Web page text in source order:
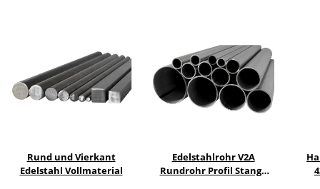
Rund und Vierkant
Edelstahl Vollmaterial
Edelstahlrohr V2A
Rundrohr Profil Stange